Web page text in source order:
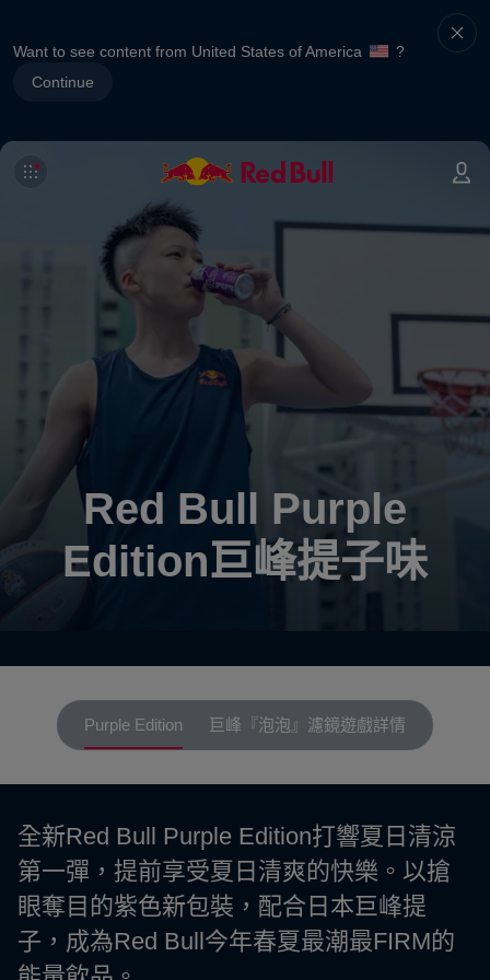
Want to see content from United States of America
?
Continue
Red Bull Purple
Edition巨峰提子味
Purple Edition 巨峰『泡泡』濾鏡遊戲詳情
全新Red Bull Purple Edition打響夏日清涼
第一彈，提前享受夏日清爽的快樂。以搶
眼奪目的紫色新包裝，配合日本巨峰提
子，成為Red Bull今年春夏最潮最FIRM的